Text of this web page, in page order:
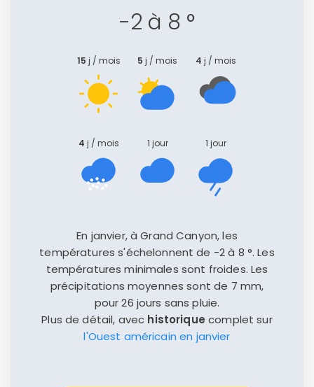
-2 à 8 °
15 j / mois 5 j / mois 4 j / mois
4 j / mois 1 jour 1 jour
En janvier, à Grand Canyon, les
températures s'échelonnent de -2 à 8 °. Les
températures minimales sont froides. Les
précipitations moyennes sont de 7 mm,
pour 26 jours sans pluie.
Plus de détail, avec historique complet sur
l'Ouest américain en janvier